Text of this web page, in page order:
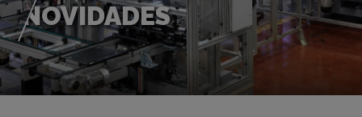
NOVIDADES